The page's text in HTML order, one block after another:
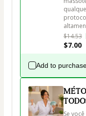
$14.53
$7.00
Add to
Se